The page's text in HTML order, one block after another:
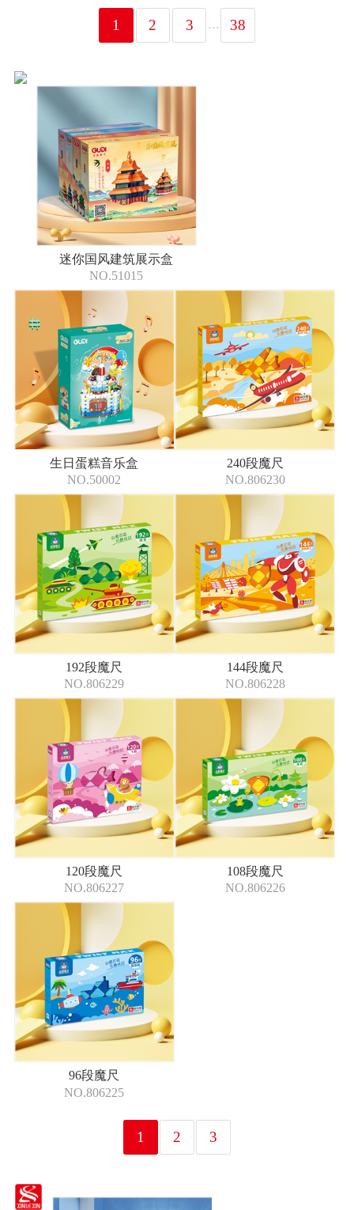
1 2 3 ... 38
迷你国风建筑展示盒
NO.51015
生日蛋糕音乐盒
NO.50002
240段魔尺
NO.806230
192段魔尺
NO.806229
144段魔尺
NO.806228
120段魔尺
NO.806227
108段魔尺
NO.806226
96段魔尺
NO.806225
1 2 3